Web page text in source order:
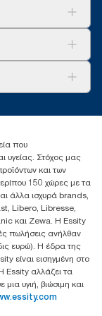
όλες
Kalamatas
που
υγείας. Στόχος μας
και των
150 χώρες με τα
άλλα ισχυρά brands,
Libero, Libresse,
και Zewa. Η Essity
πωλήσεις ανήλθαν
ευρώ). Η έδρα της
είναι εισηγμένη στο
Essity αλλάζει τα
υγιή, βιώσιμη και